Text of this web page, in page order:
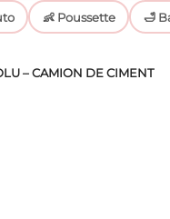
👶 Poussette 🛁
– CAMION DE CIMENT